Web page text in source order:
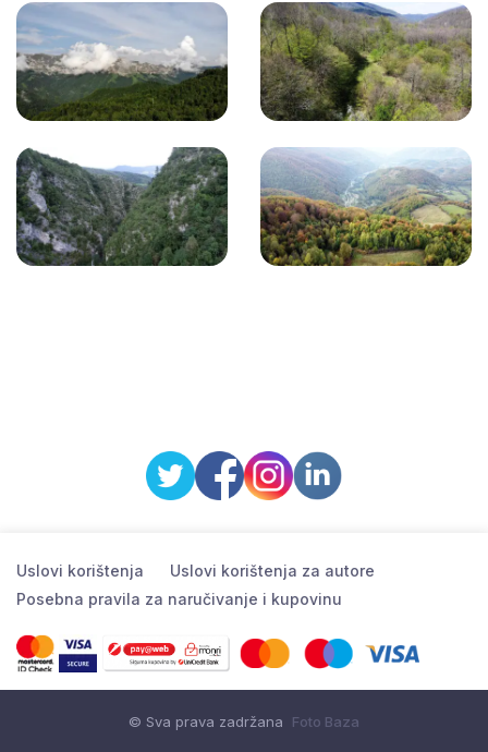
Uslovi korištenja
Uslovi korištenja za autore
Posebna pravila za naručivanje i kupovinu
© Sva prava zadržana Foto Baza